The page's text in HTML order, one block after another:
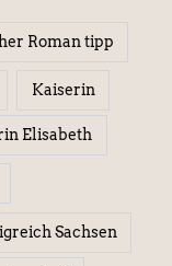
Roman tipp
Kaiserin
Elisabeth
Sachsen